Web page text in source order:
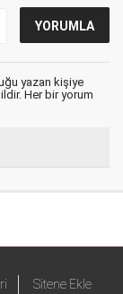
yazan kişiye
Her bir yorum
Sitene Ekle